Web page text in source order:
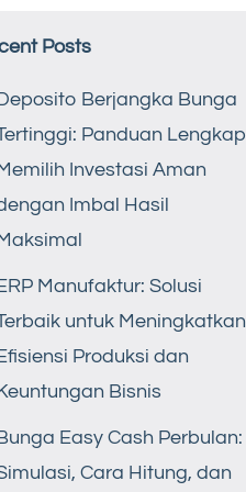
Posts
Berjangka Bunga
Panduan Lengkap
Investasi Aman
Imbal Hasil
Manufaktur: Solusi
untuk Meningkatkan
Produksi dan
Bisnis
Easy Cash Perbulan:
Cara Hitung, dan